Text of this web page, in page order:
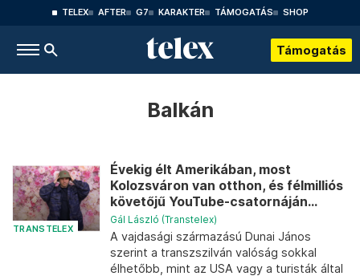
TELEX AFTER G7 KARAKTER TÁMOGATÁS SHOP
Támogatás
Balkán
TRANSTELEX
Évekig élt Amerikában, most
Kolozsváron van otthon, és félmilliós
követőjű YouTube-csatornáján...
Gál László (Transtelex)
A vajdasági származású Dunai János
szerint a transzszilván valóság sokkal
élhetőbb, mint az USA vagy a turisták által